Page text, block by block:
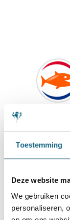
Toestemming
Deze website
We gebruiken
personaliseren,